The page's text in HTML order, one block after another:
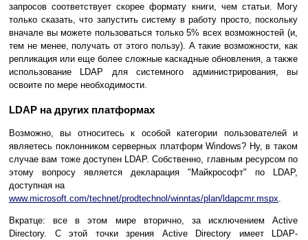
запросов соответствует скорее формату книги, чем статьи. Могу
только сказать, что запустить систему в работу просто, поскольку
вначале вы можете пользоваться только 5% всех возможностей (и,
тем не менее, получать от этого пользу). А такие возможности, как
репликация или еще более сложные каскадные обновления, а также
использование LDAP для системного администрирования, вы
освоите по мере необходимости.
LDAP на других платформах
Возможно, вы относитесь к особой категории пользователей и
являетесь поклонником серверных платформ Windows? Ну, в таком
случае вам тоже доступен LDAP. Собственно, главным ресурсом по
этому вопросу является декларация "Майкрософт" по LDAP,
доступная на
www.microsoft.com/technet/prodtechnol/winntas/plan/ldapcmr.mspx.
Вкратце: все в этом мире вторично, за исключением Active
Directory. С этой точки зрения Active Directory имеет LDAP-